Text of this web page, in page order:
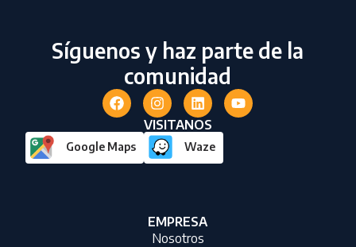
Síguenos y haz parte de la
comunidad
VISITANOS
Google Maps Waze
EMPRESA
Nosotros